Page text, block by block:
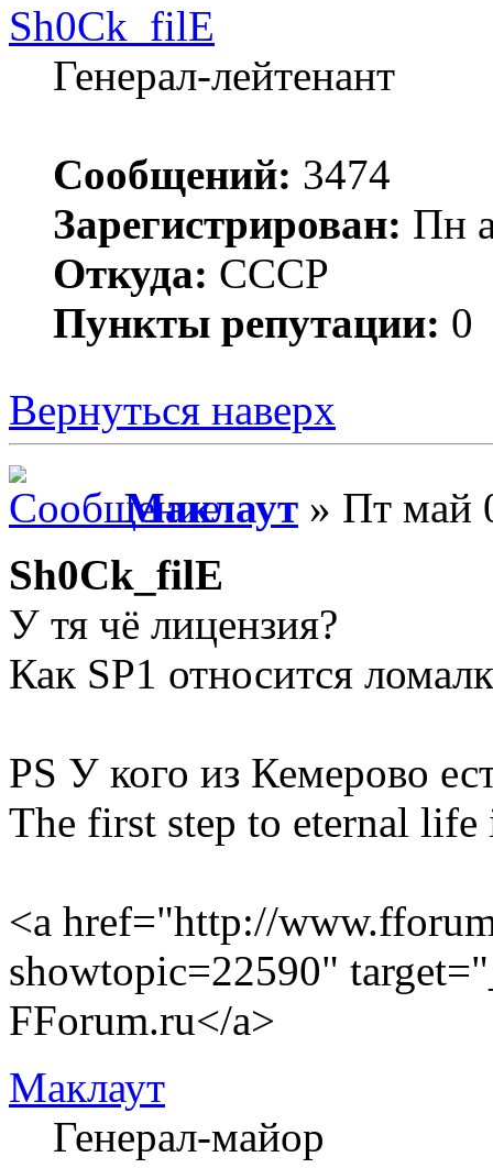
Sh0Ck_filE
Генерал-лейтенант
Сообщений: 3474
Зарегистрирован: Пн
Откуда: СССР
Пункты репутации: 0
Вернуться наверх
Маклаут » Пт май
Sh0Ck_filE
У тя чё лицензия?
Как SP1 относится
PS У кого из Кемерово
The first step to eternal life
<a href="http://
showtopic=22590"
FForum.ru</a>
Маклаут
Генерал-майор